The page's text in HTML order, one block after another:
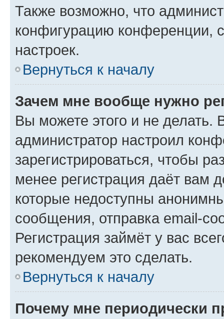
Также возможно, что
конфигурацию конференции,
настроек.
Вернуться к началу
Зачем мне вообще нужно
Вы можете этого и не делать.
администратор настроил
зарегистрироваться, чтобы
менее регистрация даёт вам
которые недоступны
сообщения, отправка email-
Регистрация займёт у вас
рекомендуем это сделать.
Вернуться к началу
Почему мне периодически